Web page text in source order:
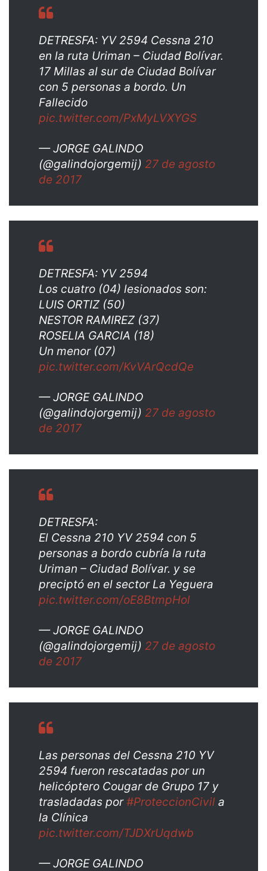
DETRESFA: YV 2594 Cessna 210
en la ruta Uriman – Ciudad Bolívar.
17 Millas al sur de Ciudad Bolívar
con 5 personas a bordo. Un
Fallecido
pic.twitter.com/PxMyLVXYGS
— JORGE GALINDO
(@galindojorgemij) 27 de agosto
de 2017
DETRESFA: YV 2594
Los cuatro (04) lesionados son:
LUIS ORTIZ (50)
NESTOR RAMIREZ (37)
ROSELIA GARCIA (18)
Un menor (07)
pic.twitter.com/KvVArQcdQe
— JORGE GALINDO
(@galindojorgemij) 27 de agosto
de 2017
DETRESFA:
El Cessna 210 YV 2594 con 5
personas a bordo cubría la ruta
Uriman – Ciudad Bolívar. y se
preciptó en el sector La Yeguera
pic.twitter.com/oE8BtmpHol
— JORGE GALINDO
(@galindojorgemij) 27 de agosto
de 2017
Las personas del Cessna 210 YV
2594 fueron rescatadas por un
helicóptero Cougar de Grupo 17 y
trasladadas por#ProteccionCivil a
la Clínica
pic.twitter.com/TJDXrUqdwb
— JORGE GALINDO